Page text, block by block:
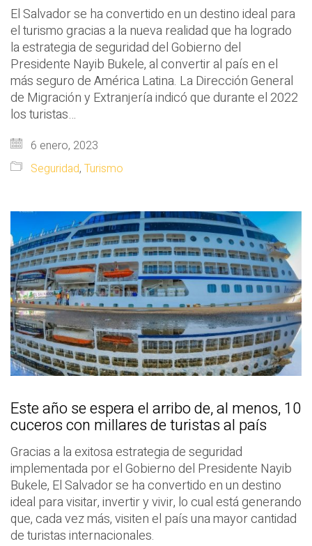
El Salvador se ha convertido en un destino ideal para
el turismo gracias a la nueva realidad que ha logrado
la estrategia de seguridad del Gobierno del
Presidente Nayib Bukele, al convertir al país en el
más seguro de América Latina. La Dirección General
de Migración y Extranjería indicó que durante el 2022
los turistas…
6 enero, 2023
Seguridad, Turismo
Este año se espera el arribo de, al menos, 10
cuceros con millares de turistas al país
Gracias a la exitosa estrategia de seguridad
implementada por el Gobierno del Presidente Nayib
Bukele, El Salvador se ha convertido en un destino
ideal para visitar, invertir y vivir, lo cual está generando
que, cada vez más, visiten el país una mayor cantidad
de turistas internacionales.